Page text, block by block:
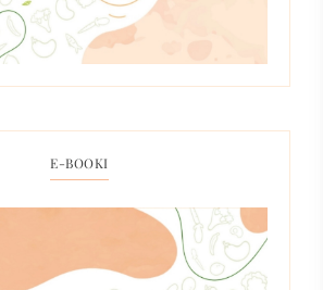
E-BOOKI